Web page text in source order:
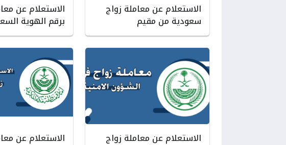
الاستعلام عن معاملة زواج
سعودية من مقيم
الاستعلام عن
برقم الهوية
الاستعلام عن معاملة زواج الاستعلام عن